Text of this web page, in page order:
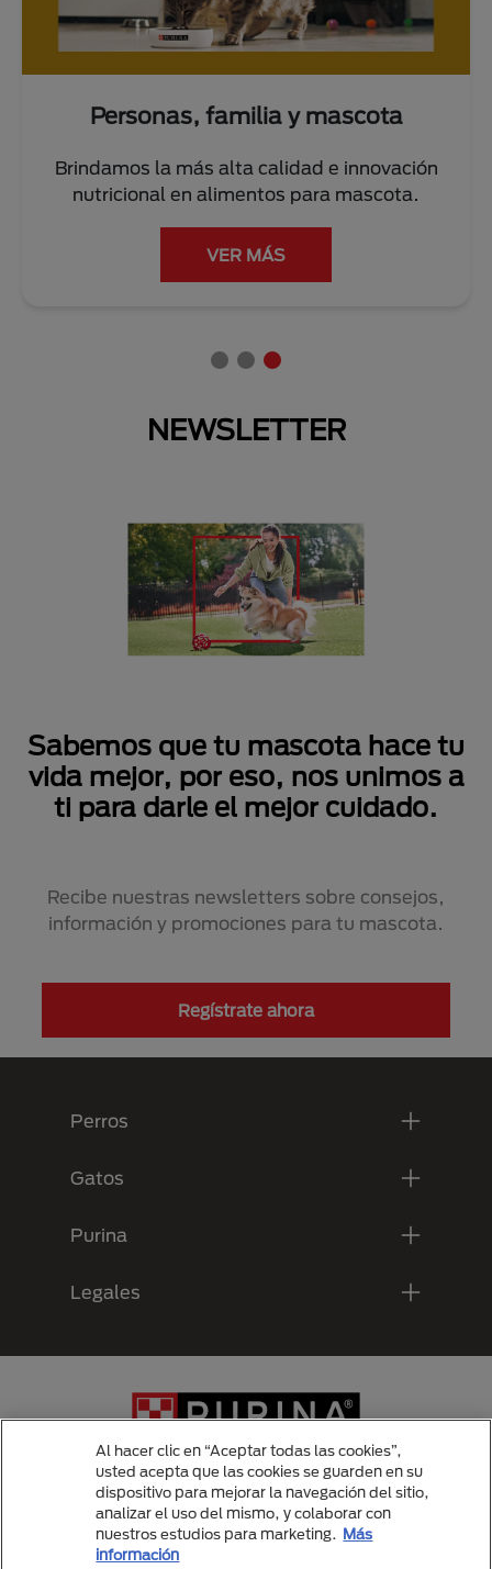
Personas y el planeta
Trabajamos diariamente con acciones para
cuidar del planeta y reducir el impacto
LEER MÁS
NEWSLETTER
Sabemos que tu mascota hace tu
vida mejor, por eso, nos unimos a
ti para darle el mejor cuidado.
Recibe nuestras newsletters sobre consejos,
información y promociones para tu mascota.
Regístrate ahora
Perros
Gatos
Purina
Legales
Menu Footer Secundario Purina
Al hacer clic en “Aceptar todas las cookies”,
usted acepta que las cookies se guarden en su
dispositivo para mejorar la navegación del sitio,
analizar el uso del mismo, y colaborar con
nuestros estudios para marketing. Más
información